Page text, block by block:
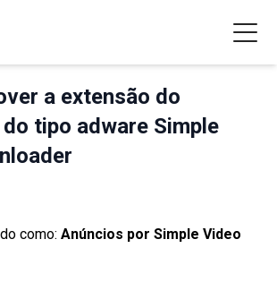
a extensão do
tipo adware Simple
como: Anúncios por Simple Video